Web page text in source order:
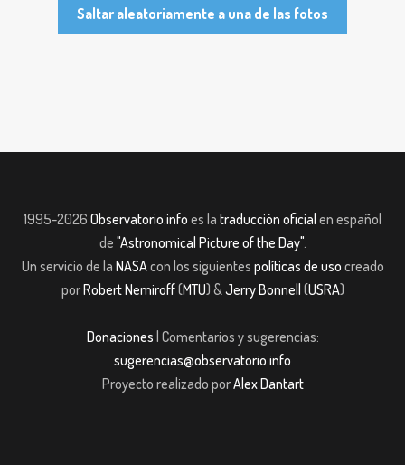
Saltar aleatoriamente a una de las fotos
1995-2026 Observatorio.info es la traducción oficial en español
de "Astronomical Picture of the Day".
Un servicio de la NASAcon los siguientes políticas de uso creado
porRobert Nemiroff(MTU) &Jerry Bonnell (USRA)
Donaciones | Comentarios y sugerencias:
sugerencias@observatorio.info
Proyecto realizado porAlex Dantart